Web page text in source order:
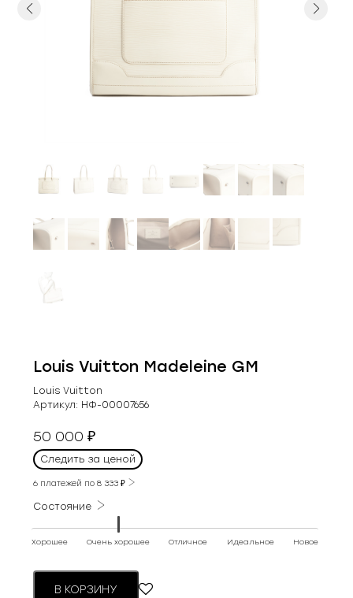
Previous Next
Louis Vuitton Madeleine GM
Louis Vuitton
Артикул: НФ-00007656
50 000₽
Следить за ценой
6 платежей по8 333₽
Состояние
Хорошее Очень хорошее Отличное Идеальное Новое
В КОРЗИНУ